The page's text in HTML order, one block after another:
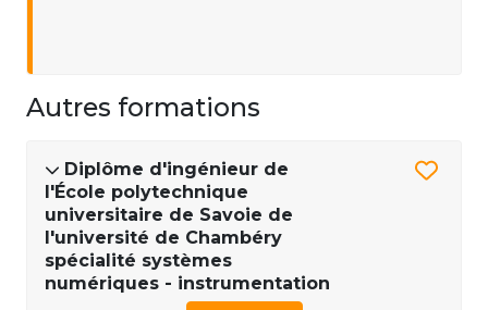
Autres formations
Diplôme d'ingénieur de
l'École polytechnique
universitaire de Savoie de
l'université de Chambéry
spécialité systèmes
numériques - instrumentation